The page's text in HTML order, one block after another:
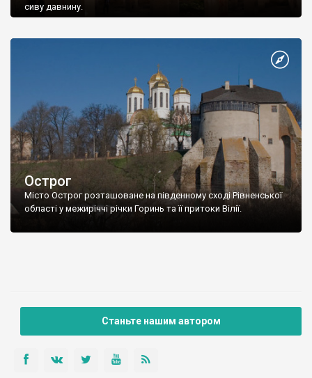
сиву давнину.
Острог
Місто Острог розташоване на південному сході Рівненської
області у межиріччі річки Горинь та її притоки Вілії.
Станьте нашим автором